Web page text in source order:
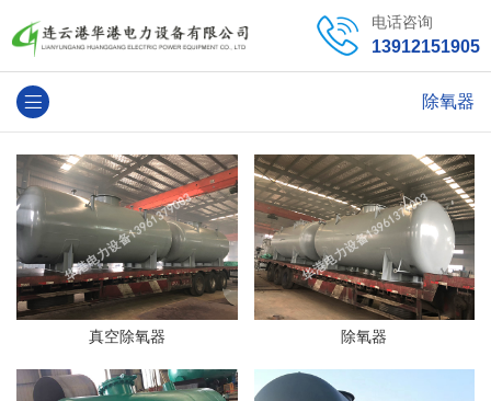
电话咨询
13912151905
除氧器
真空除氧器 除氧器